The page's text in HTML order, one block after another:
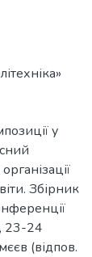
у
Збірник
23-24
(відпов.